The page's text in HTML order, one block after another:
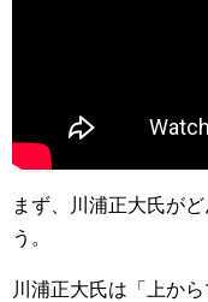
まず、川浦正大氏が
う。
川浦正大氏は「上か